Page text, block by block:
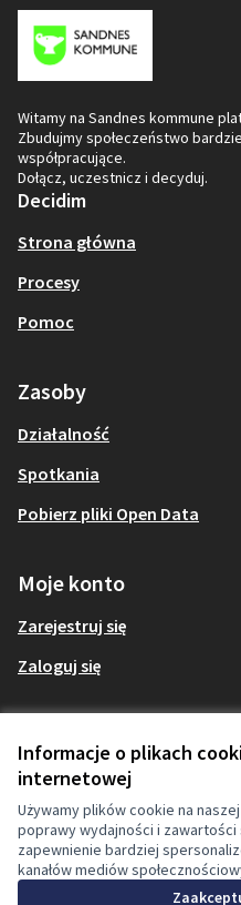
Informacje o plikach
internetowej
Używamy plików cookie na
poprawy wydajności i zawartości
zapewnienie bardziej
kanałów mediów
Witamy na Sandnes kommune
Zbudujmy społeczeństwo
współpracujące.
Dołącz, uczestnicz i decyduj.
Decidim
Strona główna
Procesy
Pomoc
Zasoby
Działalność
Spotkania
Pobierz pliki Open Data
Moje konto
Zarejestruj się
Zaloguj się
Domyślny tytuł dla Terms of
Warunki świadczenia usługi
Ustawienia cookies